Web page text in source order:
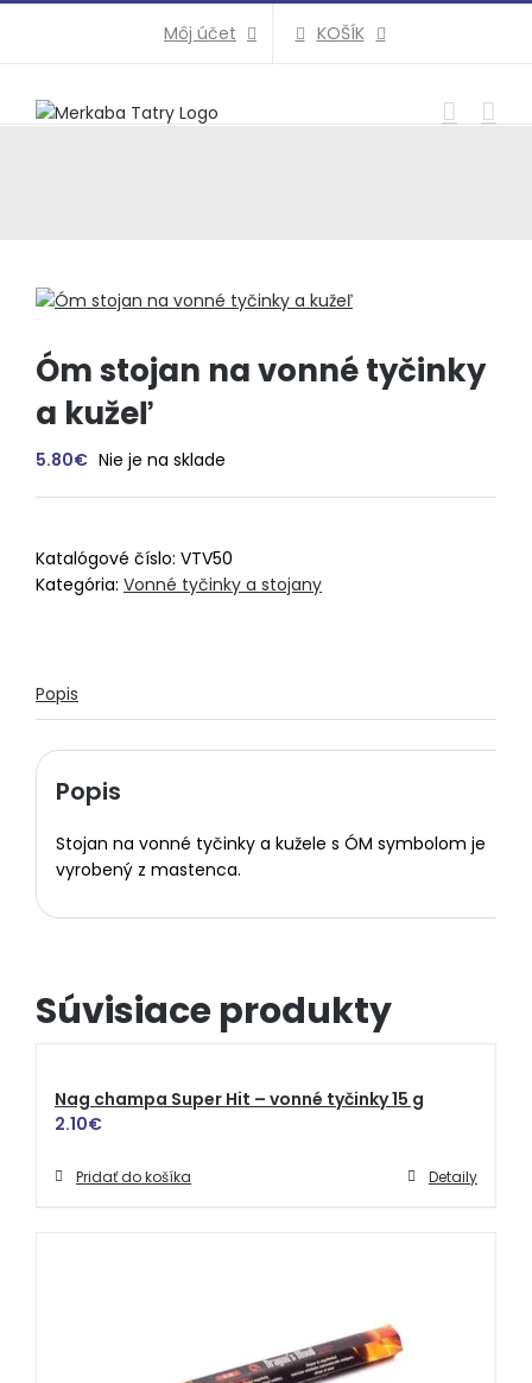
Môj účet KOŠÍK
Óm stojan na vonné tyčinky
a kužeľ
5.80€ Nie je na sklade
Katalógové číslo: VTV50
Kategória: Vonné tyčinky a stojany
Popis
Popis
Stojan na vonné tyčinky a kužele s ÓM symbolom je
vyrobený z mastenca.
Súvisiace produkty
Nag champa Super Hit – vonné tyčinky 15 g
2.10€
Pridať do košíka Detaily